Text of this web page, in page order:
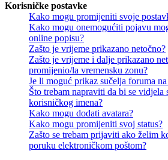
Korisničke postavke
Kako mogu promijeniti svoje
Kako mogu onemogućiti pojavu
online popisu?
Zašto je vrijeme prikazano netočno?
Zašto je vrijeme i dalje prikazano
promijenio/la vremensku zonu?
Je li moguć prikaz sučelja foruma
Što trebam napraviti da bi se vidjela
korisničkog imena?
Kako mogu dodati avatara?
Kako mogu promijeniti svoj status?
Zašto se trebam prijaviti ako želim
poruku elektroničkom poštom?